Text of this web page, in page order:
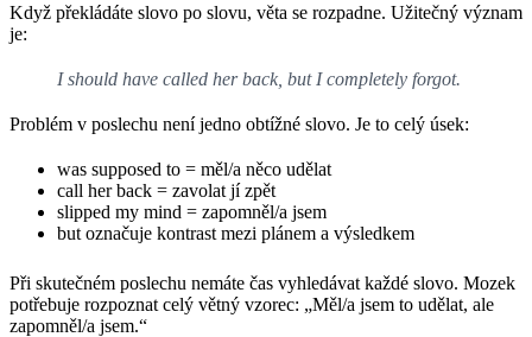
Když překládáte slovo po slovu, věta se rozpadne. Užitečný význam
je:
I should have called her back, but I completely forgot.
Problém v poslechu není jedno obtížné slovo. Je to celý úsek:
was supposed to = měl/a něco udělat
call her back = zavolat jí zpět
slipped my mind = zapomněl/a jsem
but označuje kontrast mezi plánem a výsledkem
Při skutečném poslechu nemáte čas vyhledávat každé slovo. Mozek
potřebuje rozpoznat celý větný vzorec: „Měl/a jsem to udělat, ale
zapomněl/a jsem.“